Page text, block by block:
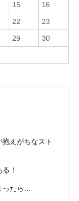
15 16
22 23
29 30
えがちなスト
！
ったら…